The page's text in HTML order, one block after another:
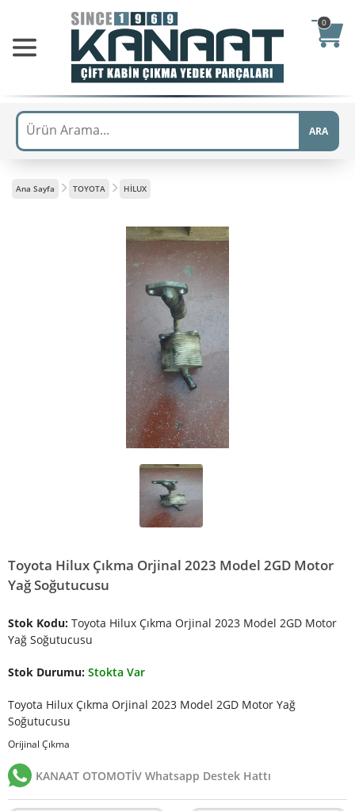
0
ARA
Ana Sayfa TOYOTA HİLUX
Toyota Hilux Çıkma Orjinal 2023 Model 2GD Motor
Yağ Soğutucusu
Stok Kodu: Toyota Hilux Çıkma Orjinal 2023 Model 2GD Motor
Yağ Soğutucusu
Stok Durumu: Stokta Var
Toyota Hilux Çıkma Orjinal 2023 Model 2GD Motor Yağ
Soğutucusu
Orijinal Çıkma
KANAAT OTOMOTİV Whatsapp Destek Hattı